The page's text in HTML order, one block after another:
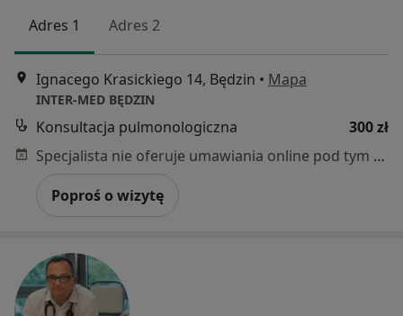
Adres 1 Adres 2
Ignacego Krasickiego 14, Będzin • Mapa
INTER-MED BĘDZIN
Konsultacja pulmonologiczna
300 zł
Specjalista nie oferuje umawiania online pod tym adresem.
Poproś o wizytę